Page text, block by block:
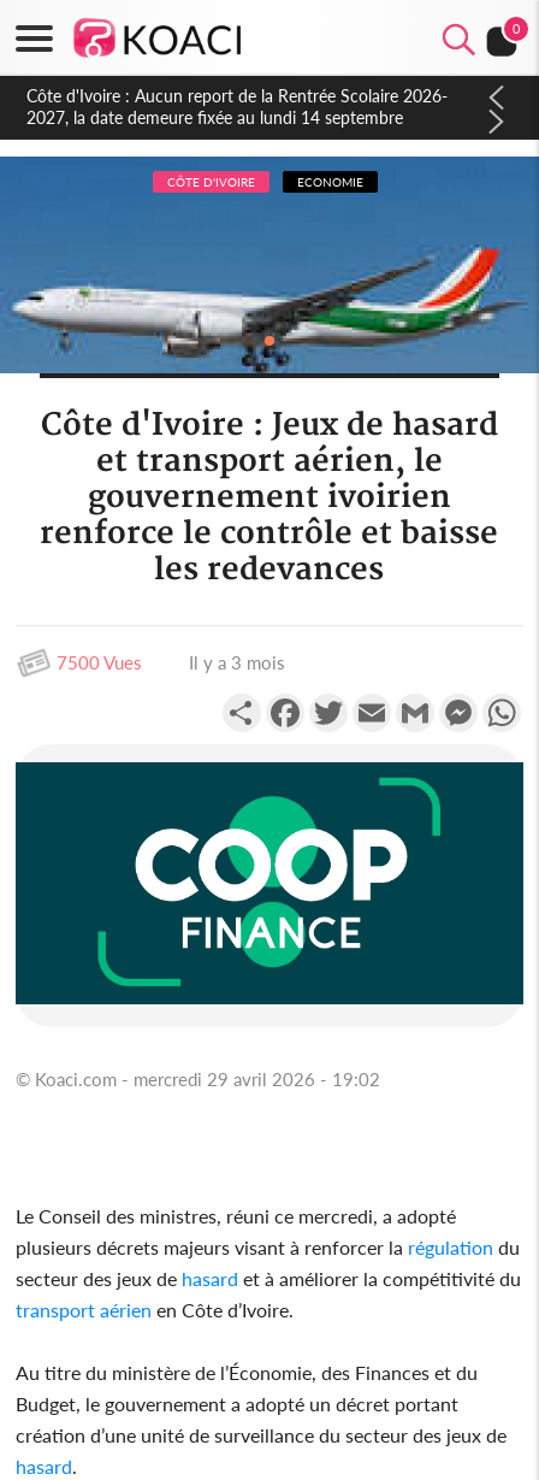
0
Côte d'Ivoire : Indépendance à Blahou, le sous-préfet : « La
fête nous invite à mesurer le chemin parcouru et à renouveler
notre engagement collectif en faveur du développement »
CÔTE D'IVOIRE ECONOMIE
Côte d'Ivoire : Jeux de hasard
et transport aérien, le
gouvernement ivoirien
renforce le contrôle et baisse
les redevances
7500 Vues Il y a 3 mois
PartagerFacebookTwitterEmail Gmail
© Koaci.com - mercredi 29 avril 2026 - 19:02
Le Conseil des ministres, réuni ce mercredi, a adopté
plusieurs décrets majeurs visant à renforcer la régulation du
secteur des jeux de hasard et à améliorer la compétitivité du
transport aérien en Côte d’Ivoire.
Au titre du ministère de l’Économie, des Finances et du
Budget, le gouvernement a adopté un décret portant
création d’une unité de surveillance du secteur des jeux de
hasard